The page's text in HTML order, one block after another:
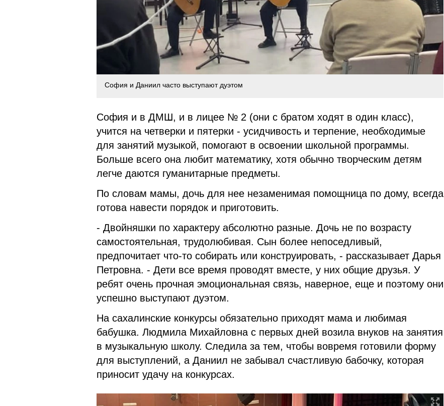
София и Даниил часто выступают дуэтом
София и в ДМШ, и в лицее № 2 (они с братом ходят в один класс),
учится на четверки и пятерки - усидчивость и терпение, необходимые
для занятий музыкой, помогают в освоении школьной программы.
Больше всего она любит математику, хотя обычно творческим детям
легче даются гуманитарные предметы.
По словам мамы, дочь для нее незаменимая помощница по дому, всегда
готова навести порядок и приготовить.
- Двойняшки по характеру абсолютно разные. Дочь не по возрасту
самостоятельная, трудолюбивая. Сын более непоседливый,
предпочитает что-то собирать или конструировать, - рассказывает Дарья
Петровна. - Дети все время проводят вместе, у них общие друзья. У
ребят очень прочная эмоциональная связь, наверное, еще и поэтому они
успешно выступают дуэтом.
На сахалинские конкурсы обязательно приходят мама и любимая
бабушка. Людмила Михайловна с первых дней возила внуков на занятия
в музыкальную школу. Следила за тем, чтобы вовремя готовили форму
для выступлений, а Даниил не забывал счастливую бабочку, которая
приносит удачу на конкурсах.